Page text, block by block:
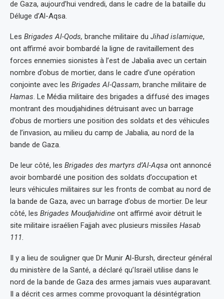
de Gaza, aujourd’hui vendredi, dans le cadre de la bataille du
Déluge d’Al-Aqsa.
Les Brigades Al-Qods, branche militaire du Jihad islamique,
ont affirmé avoir bombardé la ligne de ravitaillement des
forces ennemies sionistes à l’est de Jabalia avec un certain
nombre d’obus de mortier, dans le cadre d’une opération
conjointe avec les Brigades Al-Qassam, branche militaire de
Hamas. Le Média militaire des brigades a diffusé des images
montrant des moudjahidines détruisant avec un barrage
d’obus de mortiers une position des soldats et des véhicules
de l’invasion, au milieu du camp de Jabalia, au nord de la
bande de Gaza.
De leur côté, les Brigades des martyrs d’Al-Aqsa ont annoncé
avoir bombardé une position des soldats d’occupation et
leurs véhicules militaires sur les fronts de combat au nord de
la bande de Gaza, avec un barrage d’obus de mortier. De leur
côté, les Brigades Moudjahidine ont affirmé avoir détruit le
site militaire israélien Fajjah avec plusieurs missiles Hasab
111.
Il y a lieu de souligner que Dr Munir Al-Bursh, directeur général
du ministère de la Santé, a déclaré qu’Israël utilise dans le
nord de la bande de Gaza des armes jamais vues auparavant.
Il a décrit ces armes comme provoquant la désintégration